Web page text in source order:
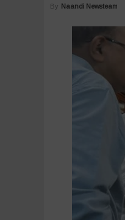
By Naandi Newsteam